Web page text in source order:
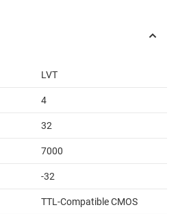
LVT
4
32
7000
-32
TTL-Compatible CMOS